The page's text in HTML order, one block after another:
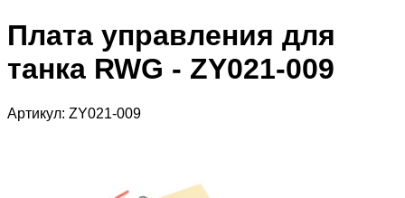
Плата управления для
танка RWG - ZY021-009
Артикул: ZY021-009